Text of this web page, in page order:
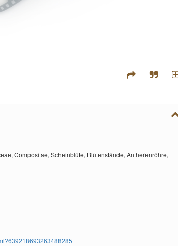
Compositae, Scheinblüte, Blütenstände, Antherenröhre,